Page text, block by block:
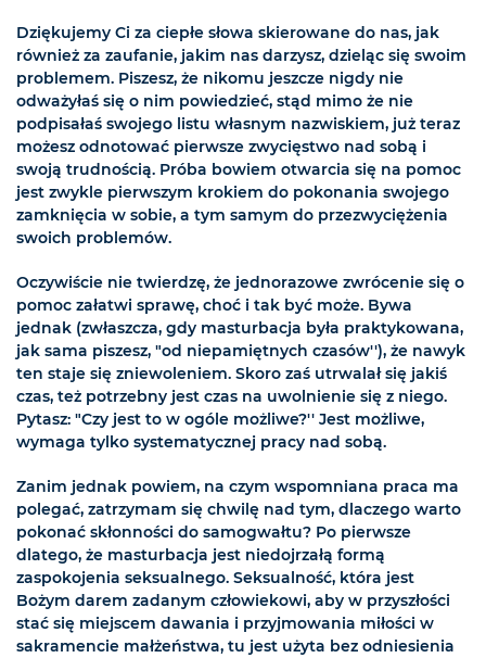
Dziękujemy Ci za ciepłe słowa skierowane do nas, jak
również za zaufanie, jakim nas darzysz, dzieląc się swoim
problemem. Piszesz, że nikomu jeszcze nigdy nie
odważyłaś się o nim powiedzieć, stąd mimo że nie
podpisałaś swojego listu własnym nazwiskiem, już teraz
możesz odnotować pierwsze zwycięstwo nad sobą i
swoją trudnością. Próba bowiem otwarcia się na pomoc
jest zwykle pierwszym krokiem do pokonania swojego
zamknięcia w sobie, a tym samym do przezwyciężenia
swoich problemów.
Oczywiście nie twierdzę, że jednorazowe zwrócenie się o
pomoc załatwi sprawę, choć i tak być może. Bywa
jednak (zwłaszcza, gdy masturbacja była praktykowana,
jak sama piszesz, "od niepamiętnych czasów''), że nawyk
ten staje się zniewoleniem. Skoro zaś utrwalał się jakiś
czas, też potrzebny jest czas na uwolnienie się z niego.
Pytasz: "Czy jest to w ogóle możliwe?'' Jest możliwe,
wymaga tylko systematycznej pracy nad sobą.
Zanim jednak powiem, na czym wspomniana praca ma
polegać, zatrzymam się chwilę nad tym, dlaczego warto
pokonać skłonności do samogwałtu? Po pierwsze
dlatego, że masturbacja jest niedojrzałą formą
zaspokojenia seksualnego. Seksualność, która jest
Bożym darem zadanym człowiekowi, aby w przyszłości
stać się miejscem dawania i przyjmowania miłości w
sakramencie małżeństwa, tu jest użyta bez odniesienia